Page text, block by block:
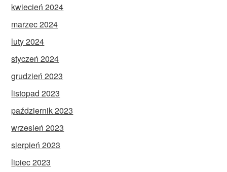
kwiecień 2024
marzec 2024
luty 2024
styczeń 2024
grudzień 2023
listopad 2023
październik 2023
wrzesień 2023
sierpień 2023
lipiec 2023